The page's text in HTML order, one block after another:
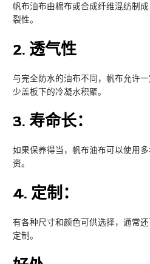
帆布油布由棉布或合成纤维混纺制
裂性。
2. 透气性
与完全防水的油布不同，帆布允许
少盖板下的冷凝水积聚。
3.寿命长：
如果保养得当，帆布油布可以使用
资。
4.定制：
有各种尺寸和颜色可供选择，通常
定制。